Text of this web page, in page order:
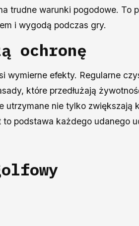
trudne warunki pogodowe. To
i wygodą podczas gry.
ochronę
wymierne efekty. Regularne
które przedłużają
utrzymane nie tylko zwiększają
podstawa każdego udanego